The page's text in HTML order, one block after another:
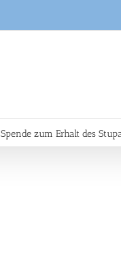
Spende zum Erhalt des